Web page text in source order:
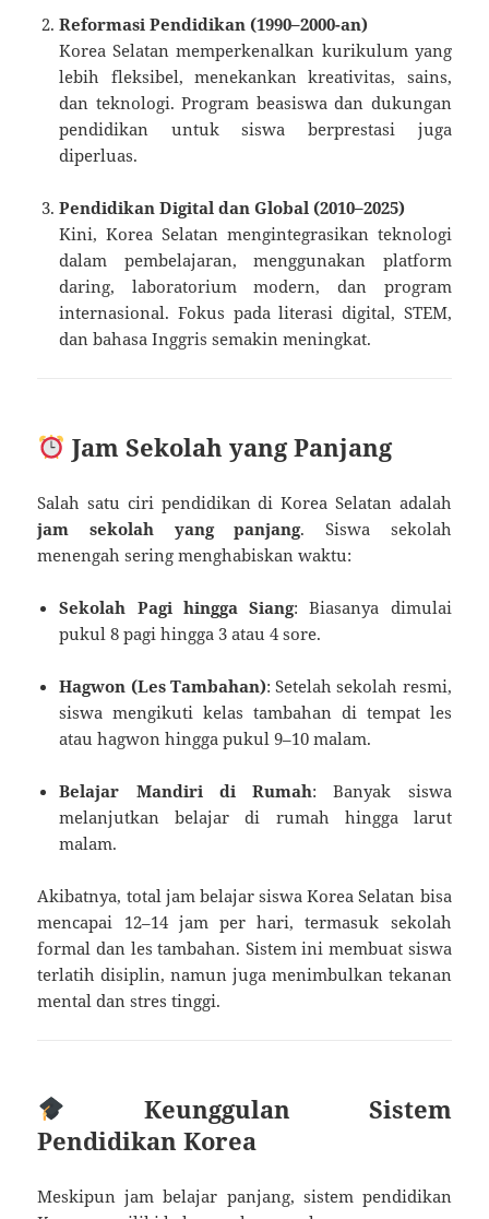
Reformasi Pendidikan (1990–2000-an)
Korea Selatan memperkenalkan kurikulum yang
lebih fleksibel, menekankan kreativitas, sains,
dan teknologi. Program beasiswa dan dukungan
pendidikan untuk siswa berprestasi juga
diperluas.
Pendidikan Digital dan Global (2010–2025)
Kini, Korea Selatan mengintegrasikan teknologi
dalam pembelajaran, menggunakan platform
daring, laboratorium modern, dan program
internasional. Fokus pada literasi digital, STEM,
dan bahasa Inggris semakin meningkat.
Jam Sekolah yang Panjang
Salah satu ciri pendidikan di Korea Selatan adalah
jam sekolah yang panjang. Siswa sekolah
menengah sering menghabiskan waktu:
Sekolah Pagi hingga Siang: Biasanya dimulai
pukul 8 pagi hingga 3 atau 4 sore.
Hagwon (Les Tambahan): Setelah sekolah resmi,
siswa mengikuti kelas tambahan di tempat les
atau hagwon hingga pukul 9–10 malam.
Belajar Mandiri di Rumah: Banyak siswa
melanjutkan belajar di rumah hingga larut
malam.
Akibatnya, total jam belajar siswa Korea Selatan bisa
mencapai 12–14 jam per hari, termasuk sekolah
formal dan les tambahan. Sistem ini membuat siswa
terlatih disiplin, namun juga menimbulkan tekanan
mental dan stres tinggi.
Keunggulan Sistem
Pendidikan Korea
Meskipun jam belajar panjang, sistem pendidikan